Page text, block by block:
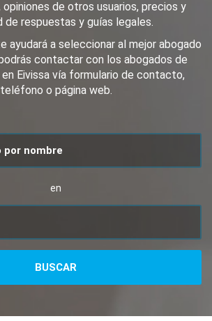
de otros usuarios, precios y
de respuestas y guías legales.
ayudará a seleccionar al mejor abogado
contactar con los abogados de
Eivissa vía formulario de contacto,
teléfono o página web.
en